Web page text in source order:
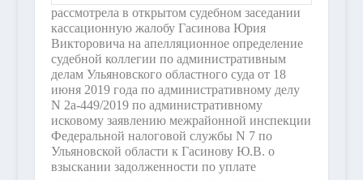
рассмотрела в открытом судебном заседании
кассационную жалобу Гасинова Юрия
Викторовича на апелляционное определение
судебной коллегии по административным
делам Ульяновского областного суда от 18
июня 2019 года по административному делу
N 2а-449/2019 по административному
исковому заявлению межрайонной инспекции
Федеральной налоговой службы N 7 по
Ульяновской области к Гасинову Ю.В. о
взыскании задолженности по уплате